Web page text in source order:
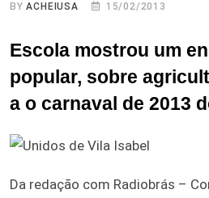
BYACHEIUSA 15/02/2013
Escola mostrou um
popular, sobre
a o carnaval de 2013
Da redação com Radiobrás –